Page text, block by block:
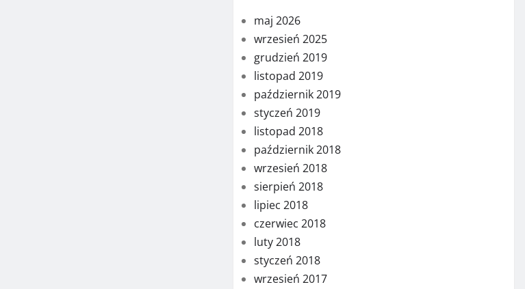
maj 2026
wrzesień 2025
grudzień 2019
listopad 2019
październik 2019
styczeń 2019
listopad 2018
październik 2018
wrzesień 2018
sierpień 2018
lipiec 2018
czerwiec 2018
luty 2018
styczeń 2018
wrzesień 2017